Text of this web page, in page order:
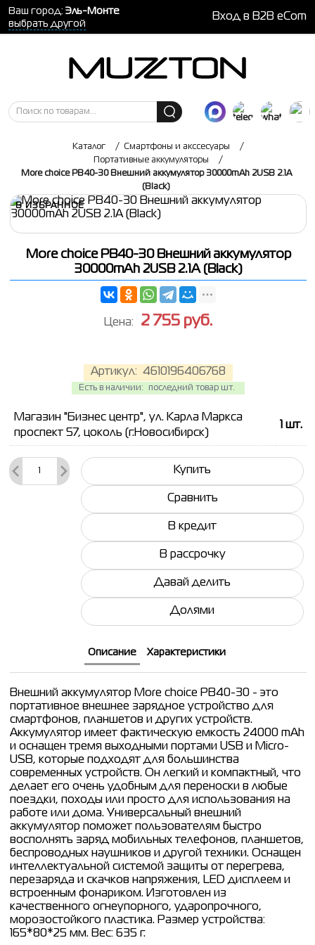
Ваш город: Эль-Монте
выбрать другой
Вход в B2B eCom
Каталог / Смартфоны и акссесуары
/
Портативные аккумуляторы
/
More choice PB40-30 Внешний аккумулятор 30000mAh 2USB 2.1A
(Black)
В ИЗБРАННОЕ
More choice PB40-30 Внешний аккумулятор
30000mAh 2USB 2.1A (Black)
Артикул: 4610196406768
Есть в наличии: последний товар шт.
Цена: 2 755 руб.
Магазин "Бизнес центр", ул. Карла Маркса
проспект 57, цоколь (г.Новосибирск)
шт.
Купить
Сравнить
В кредит
В рассрочку
Давай делить
Долями
Описание Характеристики
Внешний аккумулятор More choice PB40-30 - это
портативное внешнее зарядное устройство для
смартфонов, планшетов и других устройств.
Аккумулятор имеет фактическую емкость 24000 mAh
и оснащен тремя выходными портами USB и Micro-
USB, которые подходят для большинства
современных устройств. Он легкий и компактный, что
делает его очень удобным для переноски в любые
поездки, походы или просто для использования на
работе или дома. Универсальный внешний
аккумулятор поможет пользователям быстро
восполнять заряд мобильных телефонов, планшетов,
беспроводных наушников и другой техники. Оснащен
интеллектуальной системой защиты от перегрева,
перезаряда и скачков напряжения, LED дисплеем и
встроенным фонариком. Изготовлен из
качественного огнеупорного, ударопрочного,
морозостойкого пластика. Размер устройства:
165*80*25 мм. Вес: 635 г.